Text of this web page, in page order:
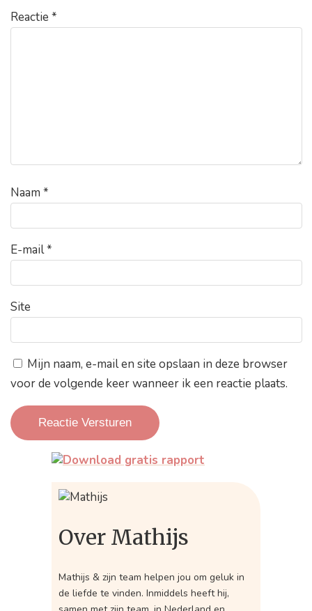
Reactie *
Naam *
E-mail*
Site
Mijn naam, e-mail en site opslaan in deze browser
voor de volgende keer wanneer ik een reactie plaats.
Over Mathijs
Mathijs & zijn team helpen jou om geluk in
de liefde te vinden. Inmiddels heeft hij,